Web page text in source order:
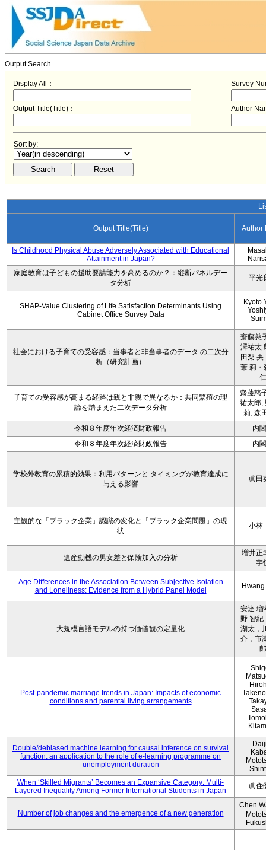
Output Search
Display All： Survey
Output Title(Title)： Author
Sort by:
−
Output Title(Title) Author
Is Childhood Physical Abuse Adversely Associated with Educational
Attainment in Japan?
家庭教育は子どもの援助要請能力を高めるのか？：縦断パネルデー
タ分析
平光
SHAP-Value Clustering of Life Satisfaction Determinants Using
Cabinet Office Survey Data
Kyoto
社会における子育ての受容感：当事者と非当事者のデータ の二次分
析（研究計画）
齋藤慈
澤祐太
田梨 央
茉 莉・
仁
子育ての受容感が高まる経路は親と非親で異なるか：共同繁殖の理
論を踏まえた二次データ分析
齋藤慈
祐太郎,
莉, 森
令和８年度年次経済財政報告
内
令和８年度年次経済財政報告
内
学校外教育の累積的効果：利用パターンと タイミングが教育達成に
与える影響
眞田
主観的な「ブラック企業」認識の変化と「ブラック企業問題」の現
状
小
遺産動機の男女差と保険加入の分析
増井正
宇
Age Differences in the Association Between Subjective Isolation
and Loneliness: Evidence from a Hybrid Panel Model
大規模言語モデルの持つ価値観の定量化
安達 瑠
野 智紀
湖太，
介，市
郎
Post-pandemic marriage trends in Japan: Impacts of economic
conditions and parental living arrangements
Double/debiased machine learning for causal inference on survival
function: an application to the role of e-learning programme on
unemployment duration
When ‘Skilled Migrants’ Becomes an Expansive Category: Multi-
Layered Inequality Among Former International Students in Japan
眞住
Number of job changes and the emergence of a new generation
Chen